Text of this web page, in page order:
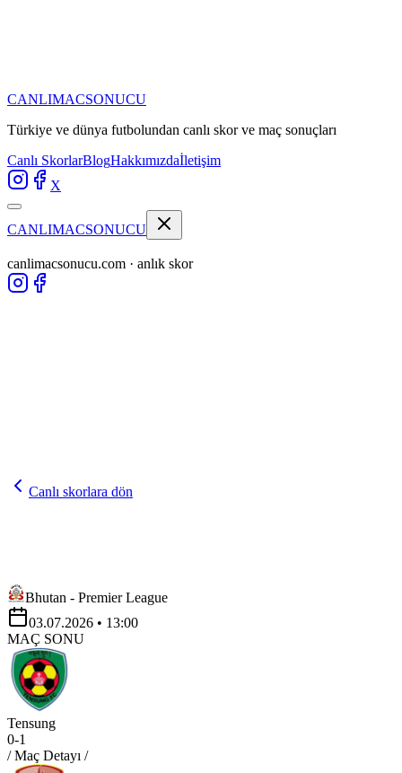
CANLIMACSONUCU
Türkiye ve dünya futbolundan canlı skor ve maç sonuçları
Canlı SkorlarBlogHakkımızdaİletişim
X
CANLIMACSONUCU
canlimacsonucu.com · anlık skor
Canlı skorlara dön
Bhutan - Premier League
03.07.2026 • 13:00
MAÇ SONU
Tensung
0-1
/ Maç Detayı /